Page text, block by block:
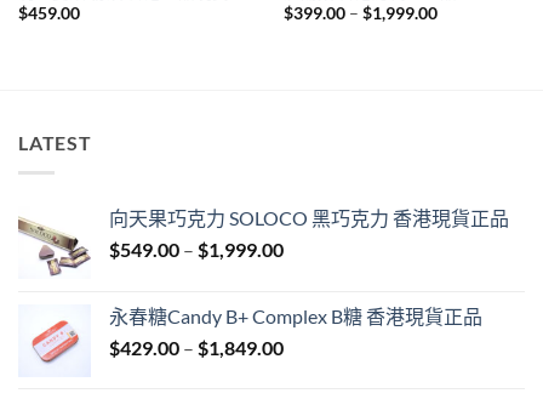
$459.00
$399.00 – $1,999.00Price
LATEST
向天果巧克力 SOLOCO 黑巧克力 香港現貨正品
$549.00 – $1,999.00Price
through
$1,999.00
永春糖Candy B+ Complex B糖 香港現貨正品
$429.00 – $1,849.00Price